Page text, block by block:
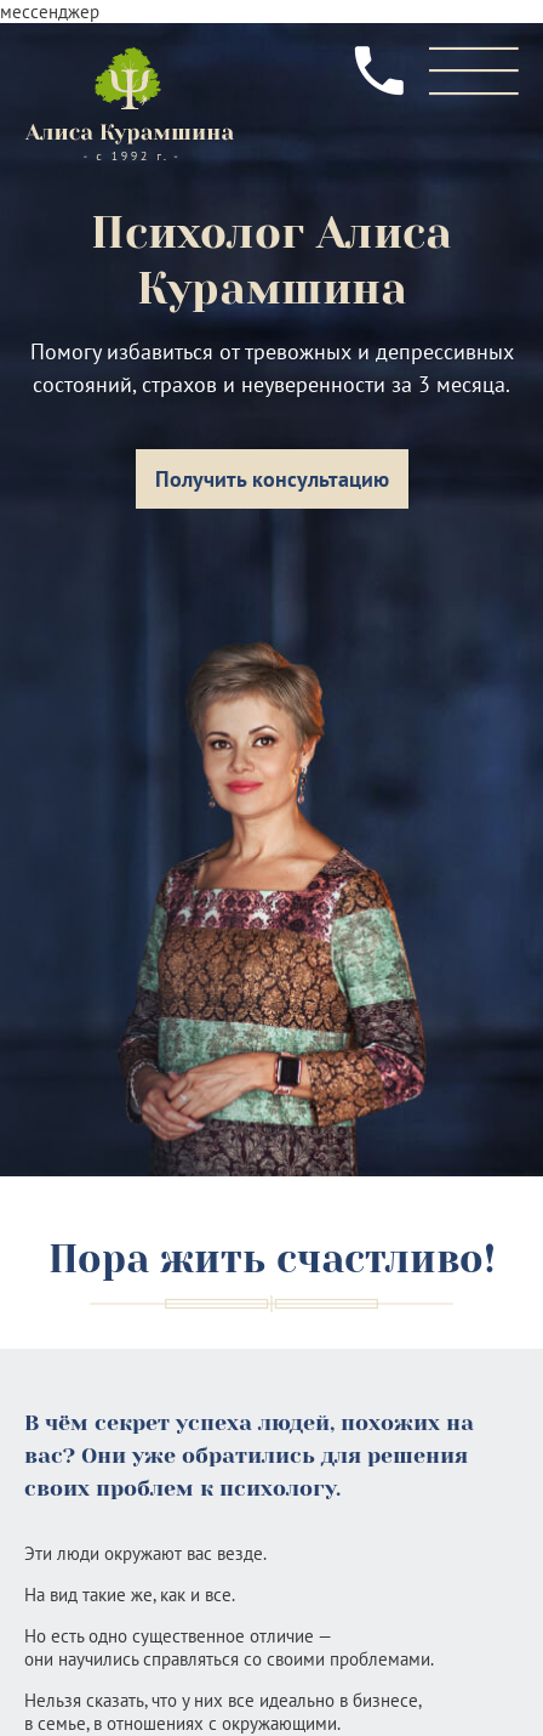
мессенджер
ПсихологАлиса
Курамшина
Помогу избавиться от тревожных и депрессивных
состояний, страхов и неуверенности за 3 месяца.
Получить консультацию
Пора жить счастливо!
В чём секрет успеха людей, похожих на
вас? Они уже обратились для решения
своих проблем к психологу.
Эти люди окружают вас везде.
На вид такие же, как и все.
Но есть одно существенное отличие —
они научились справляться со своими проблемами.
Нельзя сказать, что у них все идеально в бизнесе,
в семье, в отношениях с окружающими.